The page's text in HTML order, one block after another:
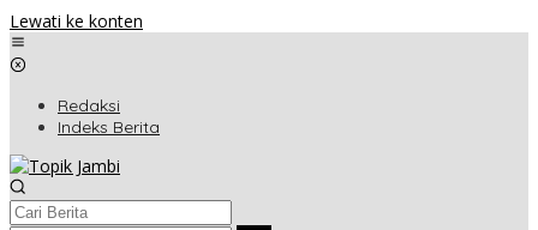
Lewati ke konten
Redaksi
Indeks Berita